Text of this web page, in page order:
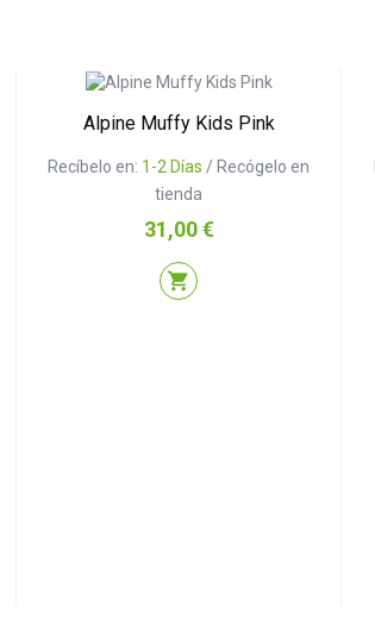
Alpine Muffy Kids Pink
Recíbelo en: 1-2 Días / Recógelo en
tienda
Precio
31,00 €
shopping_cart